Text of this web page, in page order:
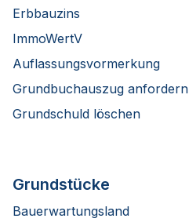
Erbbauzins
ImmoWertV
Auflassungsvormerkung
Grundbuchauszug anfordern
Grundschuld löschen
Grundstücke
Bauerwartungsland